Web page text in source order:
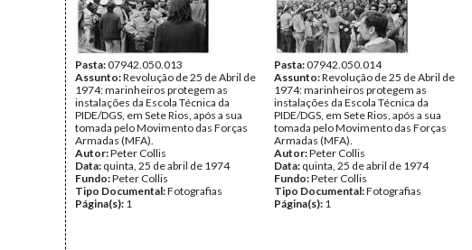
Pasta:07942.050.013
Assunto:Revolução de 25 de Abril de
1974: marinheiros protegem as
instalações da Escola Técnica da
PIDE/DGS, em Sete Rios, após a sua
tomada pelo Movimento das Forças
Armadas (MFA).
Autor:Peter Collis
Data: quinta, 25 de abril de 1974
Fundo:Peter Collis
Tipo Documental:Fotografias
Página(s): 1
Pasta:07942.050.014
Assunto:Revolução de 25 de Abril de
1974: marinheiros protegem as
instalações da Escola Técnica da
PIDE/DGS, em Sete Rios, após a sua
tomada pelo Movimento das Forças
Armadas (MFA).
Autor:Peter Collis
Data: quinta, 25 de abril de 1974
Fundo:Peter Collis
Tipo Documental:Fotografias
Página(s): 1